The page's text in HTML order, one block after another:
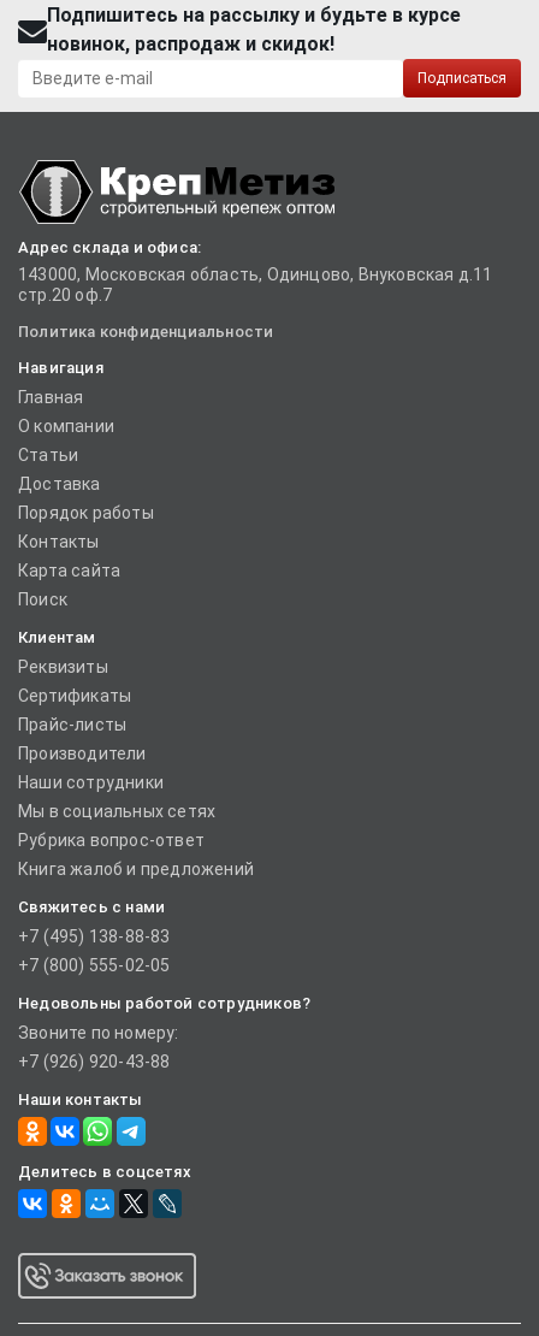
Подпишитесь на рассылку и будьте в курсе
новинок, распродаж и скидок!
Подписаться
Адрес склада и офиса:
143000, Московская область, Одинцово, Внуковская д.11
стр.20 оф.7
Политика конфиденциальности
Навигация
Главная
О компании
Статьи
Доставка
Порядок работы
Контакты
Карта сайта
Поиск
Клиентам
Реквизиты
Сертификаты
Прайс-листы
Производители
Наши сотрудники
Мы в социальных сетях
Рубрика вопрос-ответ
Книга жалоб и предложений
Свяжитесь с нами
+7 (495) 138-88-83
+7 (800) 555-02-05
Недовольны работой сотрудников?
Звоните по номеру:
+7 (926) 920-43-88
Наши контакты
Делитесь в соцсетях